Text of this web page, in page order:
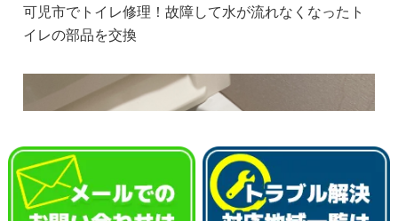
可児市でトイレ修理！故障して水が流れなくなったト
イレの部品を交換